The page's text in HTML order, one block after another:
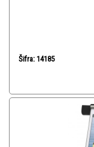
Šifra: 14185